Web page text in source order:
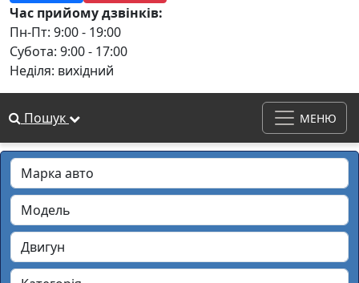
Час прийому дзвінків:
Пн-Пт: 9:00 - 19:00
Субота: 9:00 - 17:00
Неділя: вихідний
Пошук МЕНЮ